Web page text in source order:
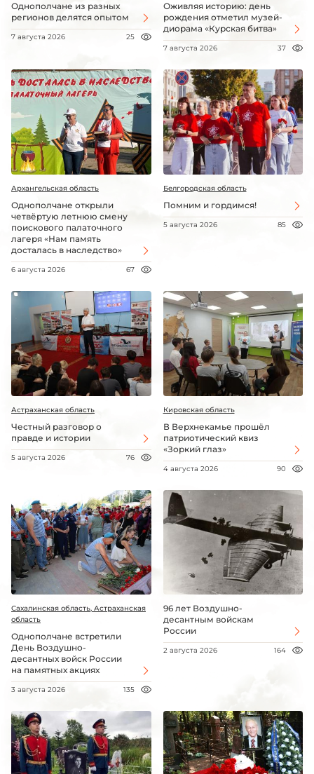
Однополчане из разных
регионов делятся опытом
7 августа 2026 25
Оживляя историю: день
рождения отметил музей-
диорама «Курская битва»
7 августа 2026 37
Архангельская область
Однополчане открыли
четвёртую летнюю смену
поискового палаточного
лагеря «Нам память
досталась в наследство»
6 августа 2026 67
Белгородская область
Помним и гордимся!
5 августа 2026 85
Астраханская область
Честный разговор о
правде и истории
5 августа 2026 76
Кировская область
В Верхнекамье прошёл
патриотический квиз
«Зоркий глаз»
4 августа 2026 90
Сахалинская область, Астраханская
область
Однополчане встретили
День Воздушно-
десантных войск России
на памятных акциях
3 августа 2026 135
96 лет Воздушно-
десантным войскам
России
2 августа 2026 164